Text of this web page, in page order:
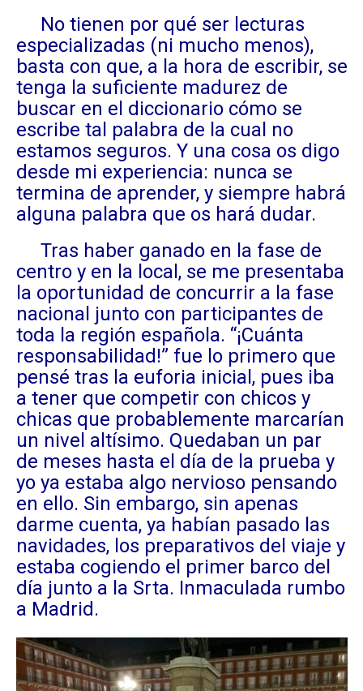
No tienen por qué ser lecturas
especializadas (ni mucho menos),
basta con que, a la hora de escribir, se
tenga la suficiente madurez de
buscar en el diccionario cómo se
escribe tal palabra de la cual no
estamos seguros. Y una cosa os digo
desde mi experiencia: nunca se
termina de aprender, y siempre habrá
alguna palabra que os hará dudar.
Tras haber ganado en la fase de
centro y en la local, se me presentaba
la oportunidad de concurrir a la fase
nacional junto con participantes de
toda la región española. “¡Cuánta
responsabilidad!” fue lo primero que
pensé tras la euforia inicial, pues iba
a tener que competir con chicos y
chicas que probablemente marcarían
un nivel altísimo. Quedaban un par
de meses hasta el día de la prueba y
yo ya estaba algo nervioso pensando
en ello. Sin embargo, sin apenas
darme cuenta, ya habían pasado las
navidades, los preparativos del viaje y
estaba cogiendo el primer barco del
día junto a la Srta. Inmaculada rumbo
a Madrid.